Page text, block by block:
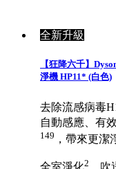
全新升級
【狂降六千】
淨機 HP11* (白色)
去除流感病毒
自動感應、有
149 ，帶來更潔
2